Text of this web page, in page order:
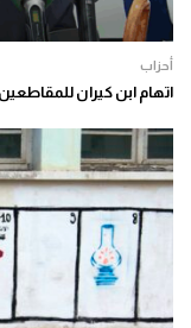
أحزاب
اتهام ابن كيران